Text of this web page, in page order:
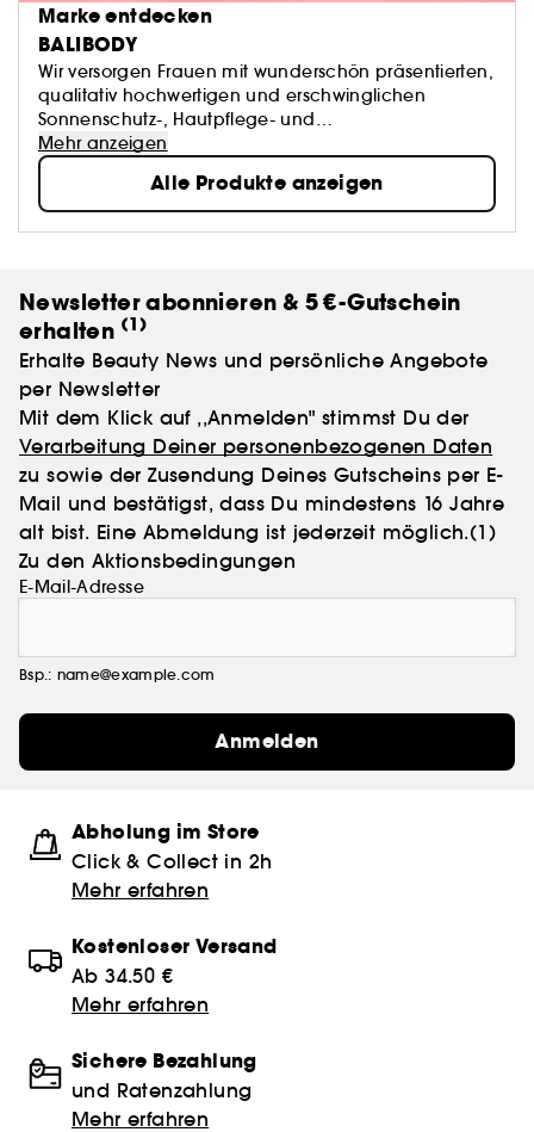
Marke entdecken
BALIBODY
Wir versorgen Frauen mit wunderschön präsentierten,
qualitativ hochwertigen und erschwinglichen
Sonnenschutz-, Hautpflege- und
Selbstbräunungsprodukten.
Wir sind stolz darauf, in Australien hergestellte
Produkte anbieten zu können, die reich an
natürlichen, aktiven und feuchtigkeitsspendenden
Inhaltsstoffen sind.
egal wann und wohin Du gehst. Bali Body, ein
Konzentrat aus Sonnenschein in einer Flasche.
Mehr anzeigen
Alle Produkte anzeigen
Newsletter abonnieren & 5 €-Gutschein
erhalten (1)
Erhalte Beauty News und persönliche Angebote
per Newsletter
Mit dem Klick auf ,,Anmelden" stimmst Du der
Verarbeitung Deiner personenbezogenen Daten
zu sowie der Zusendung Deines Gutscheins per E-
Mail und bestätigst, dass Du mindestens 16 Jahre
alt bist. Eine Abmeldung ist jederzeit möglich.(1)
Zu den Aktionsbedingungen
E-Mail-Adresse
Bsp.: name@example.com
Anmelden
Abholung im Store
Click & Collect in 2h
Mehr erfahren
Kostenloser Versand
Ab 34.50 €
Mehr erfahren
Sichere Bezahlung
und Ratenzahlung
Mehr erfahren